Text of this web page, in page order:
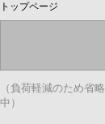
トップページ
（負荷軽減のため省略
中）